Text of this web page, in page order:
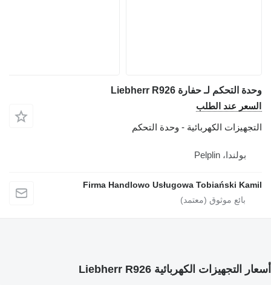
وحدة التحكم لـ حفارة Liebherr R926
السعر عند الطلب
التجهيزات الكهربائية - وحدة التحكم
بولندا، Pelplin
Firma Handlowo Usługowa Tobiański Kamil
أسعار التجهيزات الكهربائية Liebherr R926